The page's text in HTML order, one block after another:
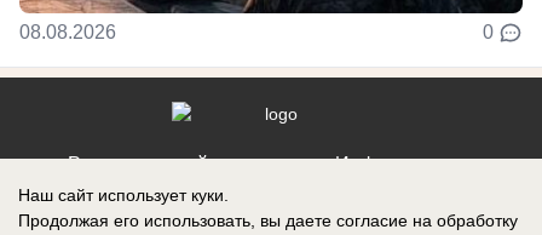
08.08.2026 0
Реклама на сайте
Контакты
Информация
Наш сайт использует куки.
Продолжая его использовать, вы даете согласие на обработку